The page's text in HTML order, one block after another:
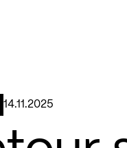
14.11.2025